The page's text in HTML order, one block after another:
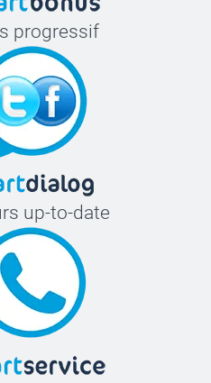
progressif
up-to-date